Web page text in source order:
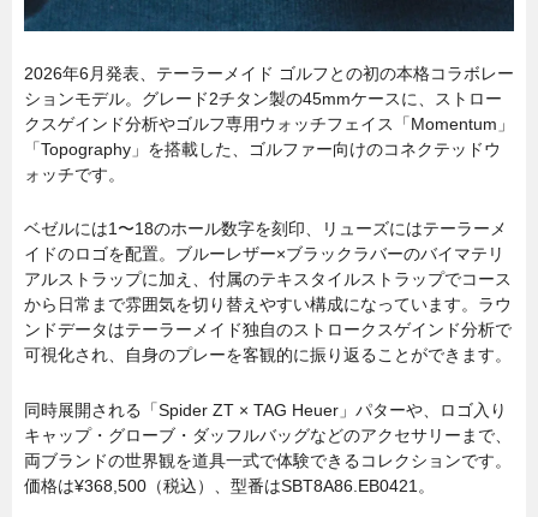
2026年6月発表、テーラーメイド ゴルフとの初の本格コラボレー
ションモデル。グレード2チタン製の45mmケースに、ストロー
クスゲインド分析やゴルフ専用ウォッチフェイス「Momentum」
「Topography」を搭載した、ゴルファー向けのコネクテッドウ
ォッチです。
ベゼルには1〜18のホール数字を刻印、リューズにはテーラーメ
イドのロゴを配置。ブルーレザー×ブラックラバーのバイマテリ
アルストラップに加え、付属のテキスタイルストラップでコース
から日常まで雰囲気を切り替えやすい構成になっています。ラウ
ンドデータはテーラーメイド独自のストロークスゲインド分析で
可視化され、自身のプレーを客観的に振り返ることができます。
同時展開される「Spider ZT × TAG Heuer」パターや、ロゴ入り
キャップ・グローブ・ダッフルバッグなどのアクセサリーまで、
両ブランドの世界観を道具一式で体験できるコレクションです。
価格は¥368,500（税込）、型番はSBT8A86.EB0421。